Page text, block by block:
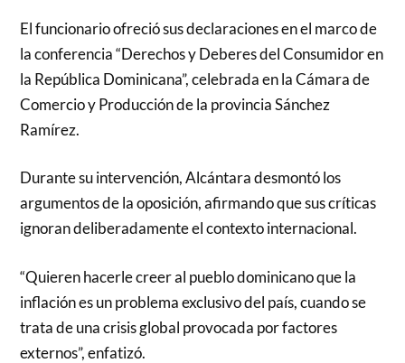
El funcionario ofreció sus declaraciones en el marco de
la conferencia “Derechos y Deberes del Consumidor en
la República Dominicana”, celebrada en la Cámara de
Comercio y Producción de la provincia Sánchez
Ramírez.
Durante su intervención, Alcántara desmontó los
argumentos de la oposición, afirmando que sus críticas
ignoran deliberadamente el contexto internacional.
“Quieren hacerle creer al pueblo dominicano que la
inflación es un problema exclusivo del país, cuando se
trata de una crisis global provocada por factores
externos”, enfatizó.